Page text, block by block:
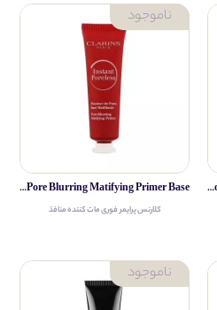
By Terry Glow Base Nude Hyaluronic Face Glow
Clarins Instant Poreless Pore Blurring Matifying Primer Base
کلارنس پرایمر فوری مات کننده منافذ